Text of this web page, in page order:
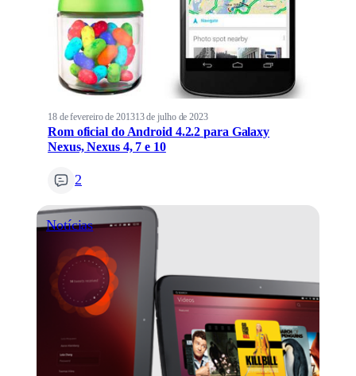
18 de fevereiro de 201313 de julho de 2023
Rom oficial do Android 4.2.2 para Galaxy
Nexus, Nexus 4, 7 e 10
2
Notícias